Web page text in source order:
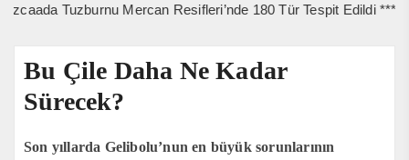
Tuzburnu Mercan Resifleri’nde 180 Tür Tespit Edildi *** 10
Bu Çile Daha Ne Kadar
Sürecek?
Son yıllarda Gelibolu’nun en büyük sorunlarının